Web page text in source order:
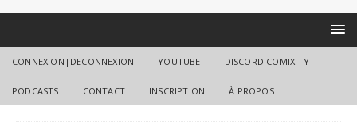
CONNEXION|DECONNEXION YOUTUBE DISCORD COMIXITY
PODCASTS CONTACT INSCRIPTION À PROPOS